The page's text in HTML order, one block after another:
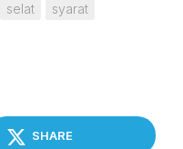
selat
syarat
SHARE